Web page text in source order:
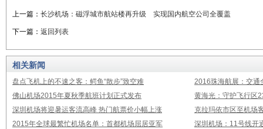
上一篇： 长沙机场：磁浮城市航站楼再升级 实现国内航空公司全覆盖
下一篇： 返回列表
相关新闻
盘点飞机上的不速之客：鳄鱼“散步”致空难
2016珠海航展：交通
佛山机场2015年夏秋季航班计划正式发布
黄海光：守护飞行区
深圳机场将迎暑运客流高峰 热门航票价小幅上涨
克拉玛依市区至机场
2015年全球最繁忙机场名单：首都机场屈居亚军
深圳机场：11号线开